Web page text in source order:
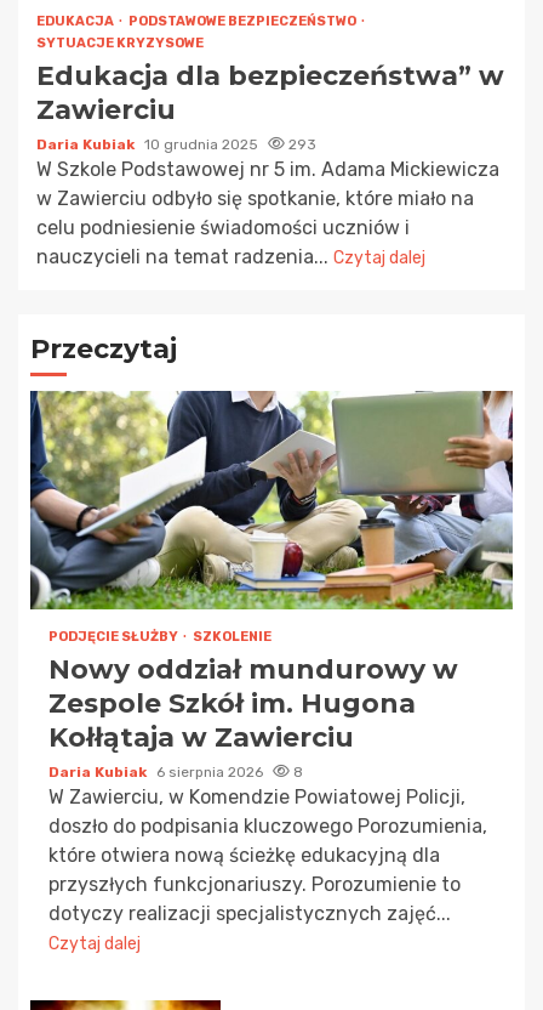
EDUKACJA
PODSTAWOWE BEZPIECZEŃSTWO
SYTUACJE KRYZYSOWE
Edukacja dla bezpieczeństwa” w
Zawierciu
Daria Kubiak 10 grudnia 2025 293
W Szkole Podstawowej nr 5 im. Adama Mickiewicza
w Zawierciu odbyło się spotkanie, które miało na
celu podniesienie świadomości uczniów i
nauczycieli na temat radzenia... Czytaj dalej
Przeczytaj
PODJĘCIE SŁUŻBY SZKOLENIE
Nowy oddział mundurowy w
Zespole Szkół im. Hugona
Kołłątaja w Zawierciu
Daria Kubiak 6 sierpnia 2026 8
W Zawierciu, w Komendzie Powiatowej Policji,
doszło do podpisania kluczowego Porozumienia,
które otwiera nową ścieżkę edukacyjną dla
przyszłych funkcjonariuszy. Porozumienie to
dotyczy realizacji specjalistycznych zajęć...
Czytaj dalej